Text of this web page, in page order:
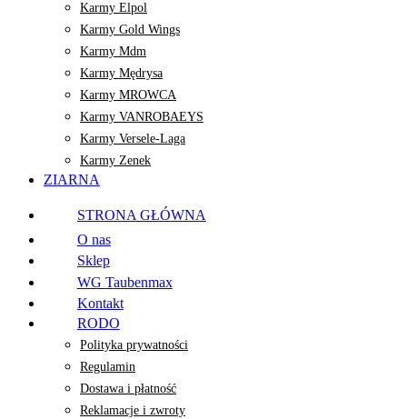
Karmy Elpol
Karmy Gold Wings
Karmy Mdm
Karmy Mędrysa
Karmy MROWCA
Karmy VANROBAEYS
Karmy Versele-Laga
Karmy Zenek
ZIARNA
STRONA GŁÓWNA
O nas
Sklep
WG Taubenmax
Kontakt
RODO
Polityka prywatności
Regulamin
Dostawa i płatność
Reklamacje i zwroty